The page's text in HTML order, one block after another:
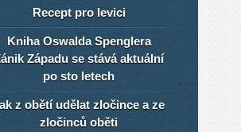
Recept pro levici
Kniha Oswalda Spenglera
Západu se stává aktuální
po sto letech
z obětí udělat zločince a ze
zločinců oběti